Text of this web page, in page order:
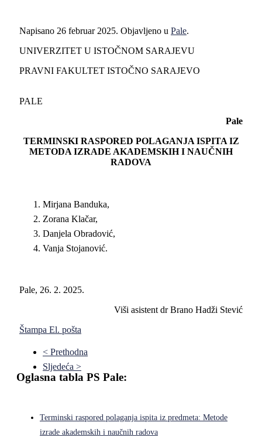
Napisano 26 februar 2025. Objavljeno u Pale.
UNIVERZITET U ISTOČNOM SARAJEVU
PRAVNI FAKULTET ISTOČNO SARAJEVO
PALE
Pale
TERMINSKI RASPORED POLAGANJA ISPITA IZ
METODA IZRADE AKADEMSKIH I NAUČNIH
RADOVA
Mirjana Banduka,
Zorana Klačar,
Danjela Obradović,
Vanja Stojanović.
Pale, 26. 2. 2025.
Viši asistent dr Brano Hadži Stević
Štampa El. pošta
< Prethodna
Sljedeća >
Oglasna tabla PS Pale:
Terminski raspored polaganja ispita iz predmeta: Metode
izrade akademskih i naučnih radova